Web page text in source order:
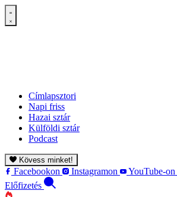
Címlapsztori
Napi friss
Hazai sztár
Külföldi sztár
Podcast
Kövess minket!
Facebookon Instagramon YouTube-on
Előfizetés